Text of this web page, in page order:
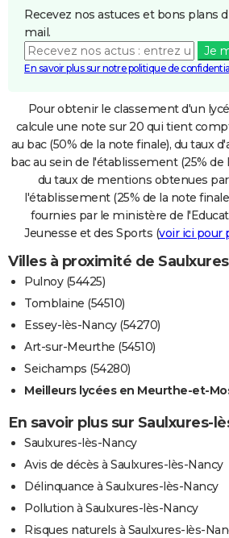
Recevez nos astuces et bons plans
mail.
Je
En savoir plus sur notre politique de
Pour obtenir le classement d'un
calcule une note sur 20 qui tient
au bac (50% de la note finale), du taux
bac au sein de l'établissement (25% de
du taux de mentions obtenues
l'établissement (25% de la note
fournies par le ministère de
Jeunesse et des Sports (voir ici pour
Villes à proximité de
Pulnoy (54425)
Tomblaine (54510)
Essey-lès-Nancy (54270)
Art-sur-Meurthe (54510)
Seichamps (54280)
Meilleurs lycées en Meurthe-et-
En savoir plus sur Saulxures-
Saulxures-lès-Nancy
Avis de décès à Saulxures-lès-Nancy
Délinquance à Saulxures-lès-Nancy
Pollution à Saulxures-lès-Nancy
Risques naturels à Saulxures-lès-